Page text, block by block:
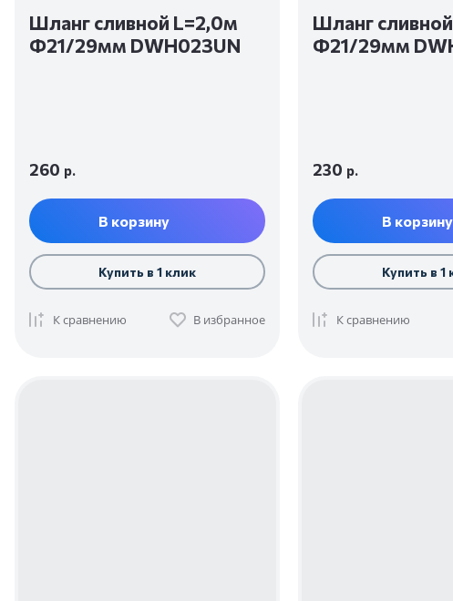
Шланг сливной L=2,0м
Ф21/29мм DWH023UN
260 р.
В корзину
Купить в 1 клик
К сравнению В избранное
Шланг
Ф21/29мм
230 р.
В корзину
Купить в 1
К сравнению